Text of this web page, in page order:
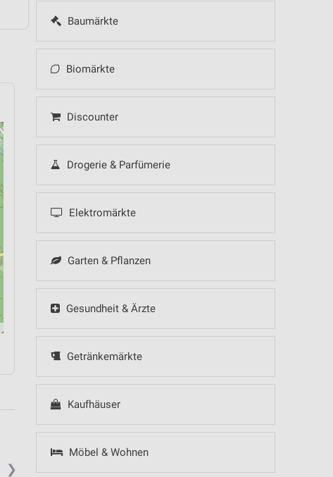
Baumärkte
Biomärkte
Discounter
Drogerie & Parfümerie
Elektromärkte
Garten & Pflanzen
Gesundheit & Ärzte
Getränkemärkte
Kaufhäuser
Möbel & Wohnen
❯